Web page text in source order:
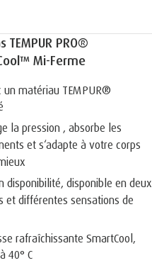
TEMPUR PRO®
Mi-Ferme
un matériau TEMPUR®
la pression , absorbe les
et s‘adapte à votre corps
disponibilité, disponible en deux
et différentes sensations de
rafraîchissante SmartCool,
40° C